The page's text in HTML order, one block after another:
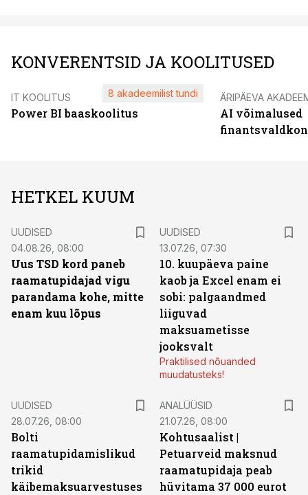
KONVERENTSID JA KOOLITUSED
IT KOOLITUS
Power BI baaskoolitus
8 akadeemilist tundi ÄRIPÄEVA
AI võimalused
HETKEL KUUM
UUDISED
04.08.26, 08:00
Uus TSD kord paneb
raamatupidajad vigu
parandama kohe, mitte
enam kuu lõpus
UUDISED
13.07.26, 07:30
10. kuupäeva paine
kaob ja Excel enam ei
sobi: palgaandmed
liiguvad
maksuametisse
jooksvalt
Praktilised nõuanded
muudatusteks!
UUDISED
28.07.26, 08:00
Bolti
raamatupidamislikud
trikid
käibemaksuarvestuses
ANALÜÜSID
21.07.26, 08:00
Kohtusaalist |
Petuarveid maksnud
raamatupidaja peab
hüvitama 37 000 eurot